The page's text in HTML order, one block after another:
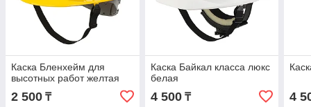
Каска Бленхейм для
высотных работ желтая
2 500 ₸
Каска Байкал класса люкс
белая
4 500₸ 4